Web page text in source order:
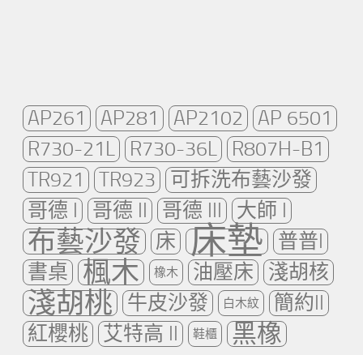
AP261 AP281 AP2102
AP 6501
R730-21L
R730-36L
R807H-B1
TR921
TR923
可拆洗布藝沙發
哥德 I
哥德 II 哥德 III 大師 I
布藝沙發 床 床墊
普普I
書桌
楓木 橡木 油壓床 淺胡核
淺胡桃 牛皮沙發 白木紋
簡約II
紅櫻桃
艾特高 II 鞋櫃 黑橡